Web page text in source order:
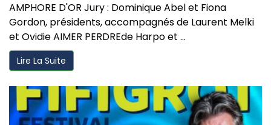
AMPHORE D'OR Jury : Dominique Abel et Fiona
Gordon, présidents, accompagnés de Laurent Melki
et Ovidie AIMER PERDREde Harpo et ...
Lire La Suite